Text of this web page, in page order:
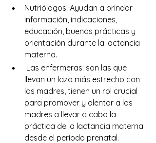
Nutriólogos: Ayudan a brindar
información, indicaciones,
educación, buenas prácticas y
orientación durante la lactancia
materna.
llevan un lazo más estrecho con
las madres, tienen un rol crucial
para promover y alentar a las
madres a llevar a cabo la
práctica de la lactancia materna
desde el periodo prenatal.